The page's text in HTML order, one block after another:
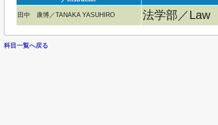
田中 康博／TANAKA YASUHIRO 法学部／Law
科目一覧へ戻る